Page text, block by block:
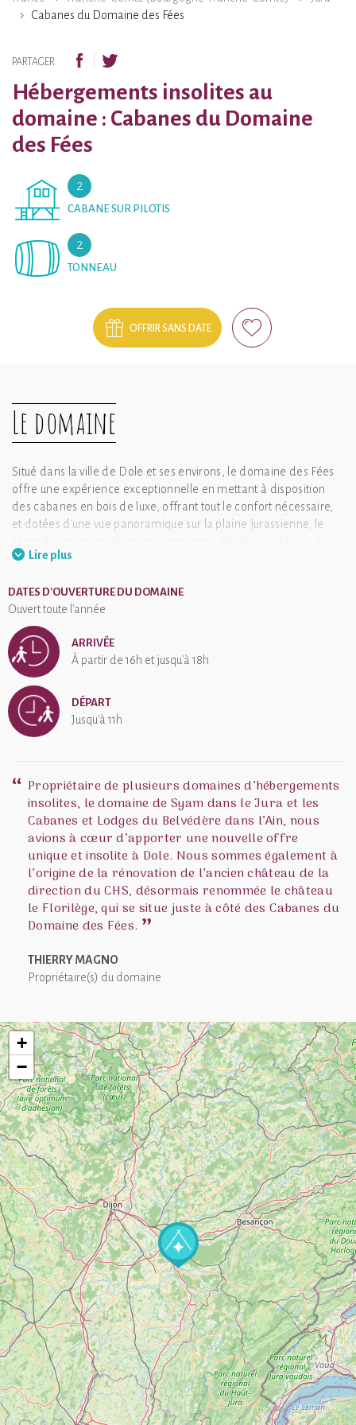
Cabanes du Domaine des Fées
PARTAGER
Hébergements insolites au
domaine : Cabanes du Domaine
des Fées
2
CABANE SUR PILOTIS
2
TONNEAU
OFFRIR SANS DATE
Le domaine
Situé dans la ville de Dole et ses environs, le domaine des Fées
offre une expérience exceptionnelle en mettant à disposition
des cabanes en bois de luxe, offrant tout le confort nécessaire,
et dotées d'une vue panoramique sur la plaine jurassienne, le
canal Rhin-Rhône, cet endroit vous permettra de profiter d'une
dans la nature au sein d'un parc boisé, tout en restant à
proximité de la ville, à seulement 10 minutes en voiture du
centre-ville. Les terrasses de ces hébergements offrent
également des panoramas exceptionnels.
Cabanes du Domaine des Fées a une note moyenne de 4.5 sur 5
basée sur 2 avis clients
Lire plus
DATES D'OUVERTURE DU DOMAINE
Ouvert toute l'année
ARRIVÉE
À partir de 16h et jusqu'à 18h
DÉPART
Jusqu'à 11h
Propriétaire de plusieurs domaines d’hébergements
insolites, le domaine de Syam dans le Jura et les
Cabanes et Lodges du Belvédère dans l’Ain, nous
avions à cœur d’apporter une nouvelle offre
unique et insolite à Dole. Nous sommes également à
l’origine de la rénovation de l’ancien château de la
direction du CHS, désormais renommée le château
le Florilège, qui se situe juste à côté des Cabanes du
Domaine des Fées.
THIERRY MAGNO
Propriétaire(s) du domaine
+
−